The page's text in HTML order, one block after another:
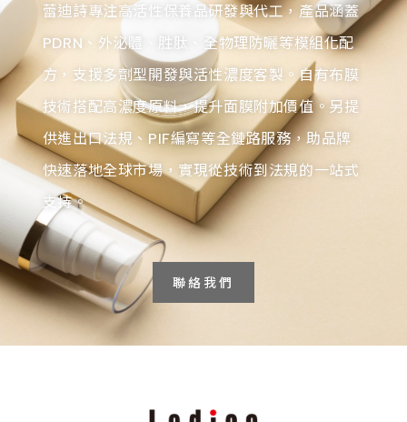
蕾迪詩專注高活性保養品研發與代工，產品涵蓋
PDRN、外泌體、胜肽、全物理防曬等模組化配
方，支援多劑型開發與活性濃度客製。自有布膜
技術搭配高濃度原料，提升面膜附加價值。另提
供進出口法規、PIF編寫等全鏈路服務，助品牌
快速落地全球市場，實現從技術到法規的一站式
支持。
聯絡我們